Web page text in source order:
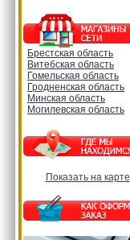
Брестская область
Витебская область
Гомельская область
Гродненская область
Минская область
Могилевская область
Показать на карте